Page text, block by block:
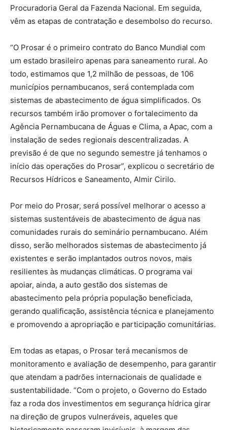
Procuradoria Geral da Fazenda Nacional. Em seguida,
vêm as etapas de contratação e desembolso do recurso.
“O Prosar é o primeiro contrato do Banco Mundial com
um estado brasileiro apenas para saneamento rural. Ao
todo, estimamos que 1,2 milhão de pessoas, de 106
municípios pernambucanos, será contemplada com
sistemas de abastecimento de água simplificados. Os
recursos também irão promover o fortalecimento da
Agência Pernambucana de Águas e Clima, a Apac, com a
instalação de sedes regionais descentralizadas. A
previsão é de que no segundo semestre já tenhamos o
início das operações do Prosar”, explicou o secretário de
Recursos Hídricos e Saneamento, Almir Cirilo.
Por meio do Prosar, será possível melhorar o acesso a
sistemas sustentáveis de abastecimento de água nas
comunidades rurais do seminário pernambucano. Além
disso, serão melhorados sistemas de abastecimento já
existentes e serão implantados outros novos, mais
resilientes às mudanças climáticas. O programa vai
apoiar, ainda, a auto gestão dos sistemas de
abastecimento pela própria população beneficiada,
gerando qualificação, assistência técnica e planejamento
e promovendo a apropriação e participação comunitárias.
Em todas as etapas, o Prosar terá mecanismos de
monitoramento e avaliação de desempenho, para garantir
que atendam a padrões internacionais de qualidade e
sustentabilidade. “Com o projeto, o Governo do Estado
faz a roda dos investimentos em segurança hídrica girar
na direção de grupos vulneráveis, aqueles que